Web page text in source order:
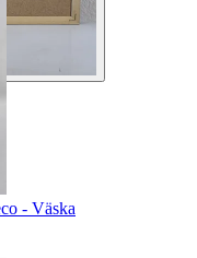
- Väska